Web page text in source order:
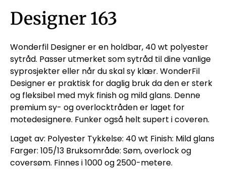
Designer 163
Wonderfil Designer er en holdbar, 40 wt polyester
sytråd. Passer utmerket som sytråd til dine vanlige
syprosjekter eller når du skal sy klær. WonderFil
Designer er praktisk for daglig bruk da den er sterk
og fleksibel med myk finish og mild glans. Denne
premium sy- og overlocktråden er laget for
motedesignere. Funker også helt supert i coveren.
Laget av: Polyester Tykkelse: 40 wt Finish: Mild glans
Farger: 105/13 Bruksområde: Søm, overlock og
coversøm. Finnes i 1000 og 2500-metere.